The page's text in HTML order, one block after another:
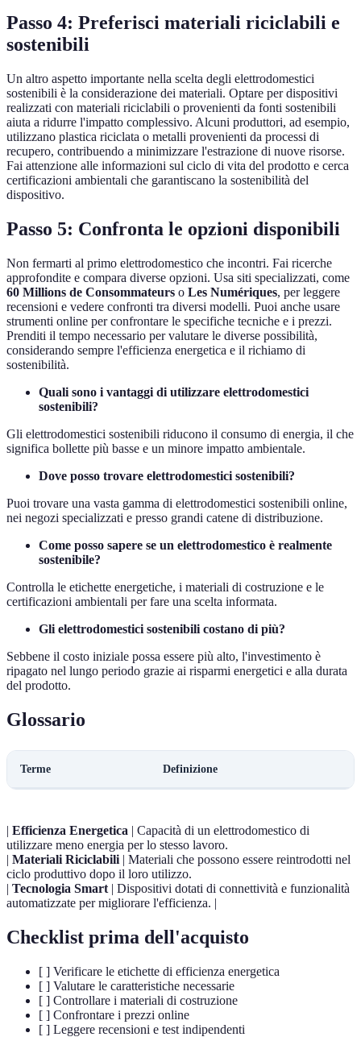
Passo 4: Preferisci materiali riciclabili e
sostenibili
Un altro aspetto importante nella scelta degli elettrodomestici
sostenibili è la considerazione dei materiali. Optare per dispositivi
realizzati con materiali riciclabili o provenienti da fonti sostenibili
aiuta a ridurre l'impatto complessivo. Alcuni produttori, ad esempio,
utilizzano plastica riciclata o metalli provenienti da processi di
recupero, contribuendo a minimizzare l'estrazione di nuove risorse.
Fai attenzione alle informazioni sul ciclo di vita del prodotto e cerca
certificazioni ambientali che garantiscano la sostenibilità del
dispositivo.
Passo 5: Confronta le opzioni disponibili
Non fermarti al primo elettrodomestico che incontri. Fai ricerche
approfondite e compara diverse opzioni. Usa siti specializzati, come
60 Millions de Consommateurs o Les Numériques, per leggere
recensioni e vedere confronti tra diversi modelli. Puoi anche usare
strumenti online per confrontare le specifiche tecniche e i prezzi.
Prenditi il tempo necessario per valutare le diverse possibilità,
considerando sempre l'efficienza energetica e il richiamo di
sostenibilità.
Quali sono i vantaggi di utilizzare elettrodomestici
sostenibili?
Gli elettrodomestici sostenibili riducono il consumo di energia, il che
significa bollette più basse e un minore impatto ambientale.
Dove posso trovare elettrodomestici sostenibili?
Puoi trovare una vasta gamma di elettrodomestici sostenibili online,
nei negozi specializzati e presso grandi catene di distribuzione.
Come posso sapere se un elettrodomestico è realmente
sostenibile?
Controlla le etichette energetiche, i materiali di costruzione e le
certificazioni ambientali per fare una scelta informata.
Gli elettrodomestici sostenibili costano di più?
Sebbene il costo iniziale possa essere più alto, l'investimento è
ripagato nel lungo periodo grazie ai risparmi energetici e alla durata
del prodotto.
Glossario
Terme Definizione
| Efficienza Energetica | Capacità di un elettrodomestico di
utilizzare meno energia per lo stesso lavoro.
| Materiali Riciclabili | Materiali che possono essere reintrodotti nel
ciclo produttivo dopo il loro utilizzo.
| Tecnologia Smart | Dispositivi dotati di connettività e funzionalità
automatizzate per migliorare l'efficienza. |
Checklist prima dell'acquisto
[ ] Verificare le etichette di efficienza energetica
[ ] Valutare le caratteristiche necessarie
[ ] Controllare i materiali di costruzione
[ ] Confrontare i prezzi online
[ ] Leggere recensioni e test indipendenti